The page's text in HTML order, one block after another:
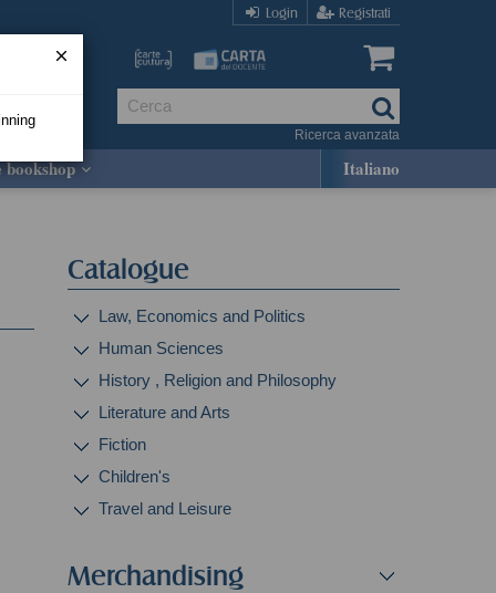
Login Registrati
Ricerca avanzata
bookshop Italiano
Catalogue
Law, Economics and Politics
Human Sciences
History , Religion and Philosophy
Literature and Arts
Fiction
Children's
Travel and Leisure
Merchandising